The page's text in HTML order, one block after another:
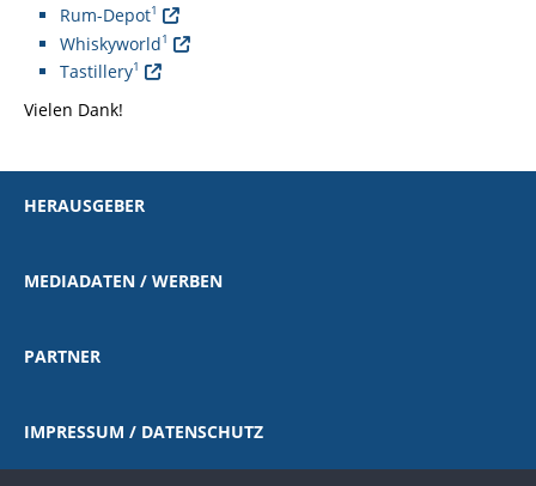
Rum-Depot1
Whiskyworld1
Tastillery1
Vielen Dank!
HERAUSGEBER
MEDIADATEN / WERBEN
PARTNER
IMPRESSUM / DATENSCHUTZ